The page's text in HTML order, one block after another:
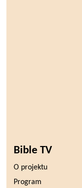
Bible TV
O projektu
Program